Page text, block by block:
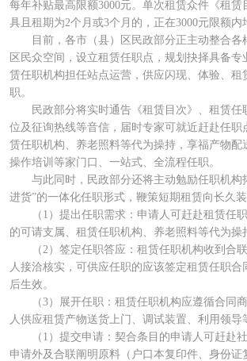
每年补贴最高限额3000元。单次租赁众件《租赁
具且租期为2个月或3个月的，正在3000元限额内
目前，各市（县）区民政部分正主动整合各
区民众空间，设立租赁任职点，规划抉择具备专
赁任职机构担任站点运营，供应闪现、体验、租
职。
民政部分将实时通告《租赁目次》、租赁任
位及征询热线等音信，届时专家可就近赶赴任职
赁任职机构、养老照料等代为操持，享福产物配
操作培训等家门口、一站式、全流程任职。
与此同时，民政部分还将主动勉励任职机构
进货”的一体化任职形式，鞭策短期租赁向长久装
（1）提出任职需求：申请人可赶赴租赁任职
的可请支属、租赁任职机构、养老照料等代为操
（2）签定任职答应：租赁任职机构收到合
人接洽核实，可供应任职的应该签定租赁任职合
后生效。
（3）展开任职：租赁任职机构应遵循合同
人供应租赁产物送货上门、调试装置、利用领导
（1）提交申请：契合条目的申请人可赶赴社
申请外及合联阐明原料（户口本复印件、身份证